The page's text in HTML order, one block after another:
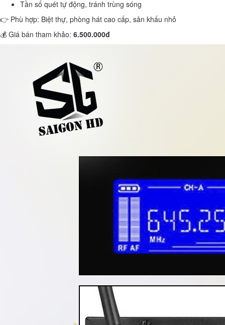
Tần số quét tự động, tránh trùng sóng
👉 Phù hợp: Biệt thự, phòng hát cao cấp, sân khấu nhỏ
💰 Giá bán tham khảo: 6.500.000đ